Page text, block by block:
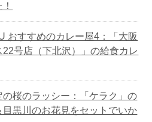
おすすめのカレー屋4：「大阪
22号店（下北沢）」の給食カレ
の桜のラッシー：「ケラク」の
目黒川のお花見をセットでいか